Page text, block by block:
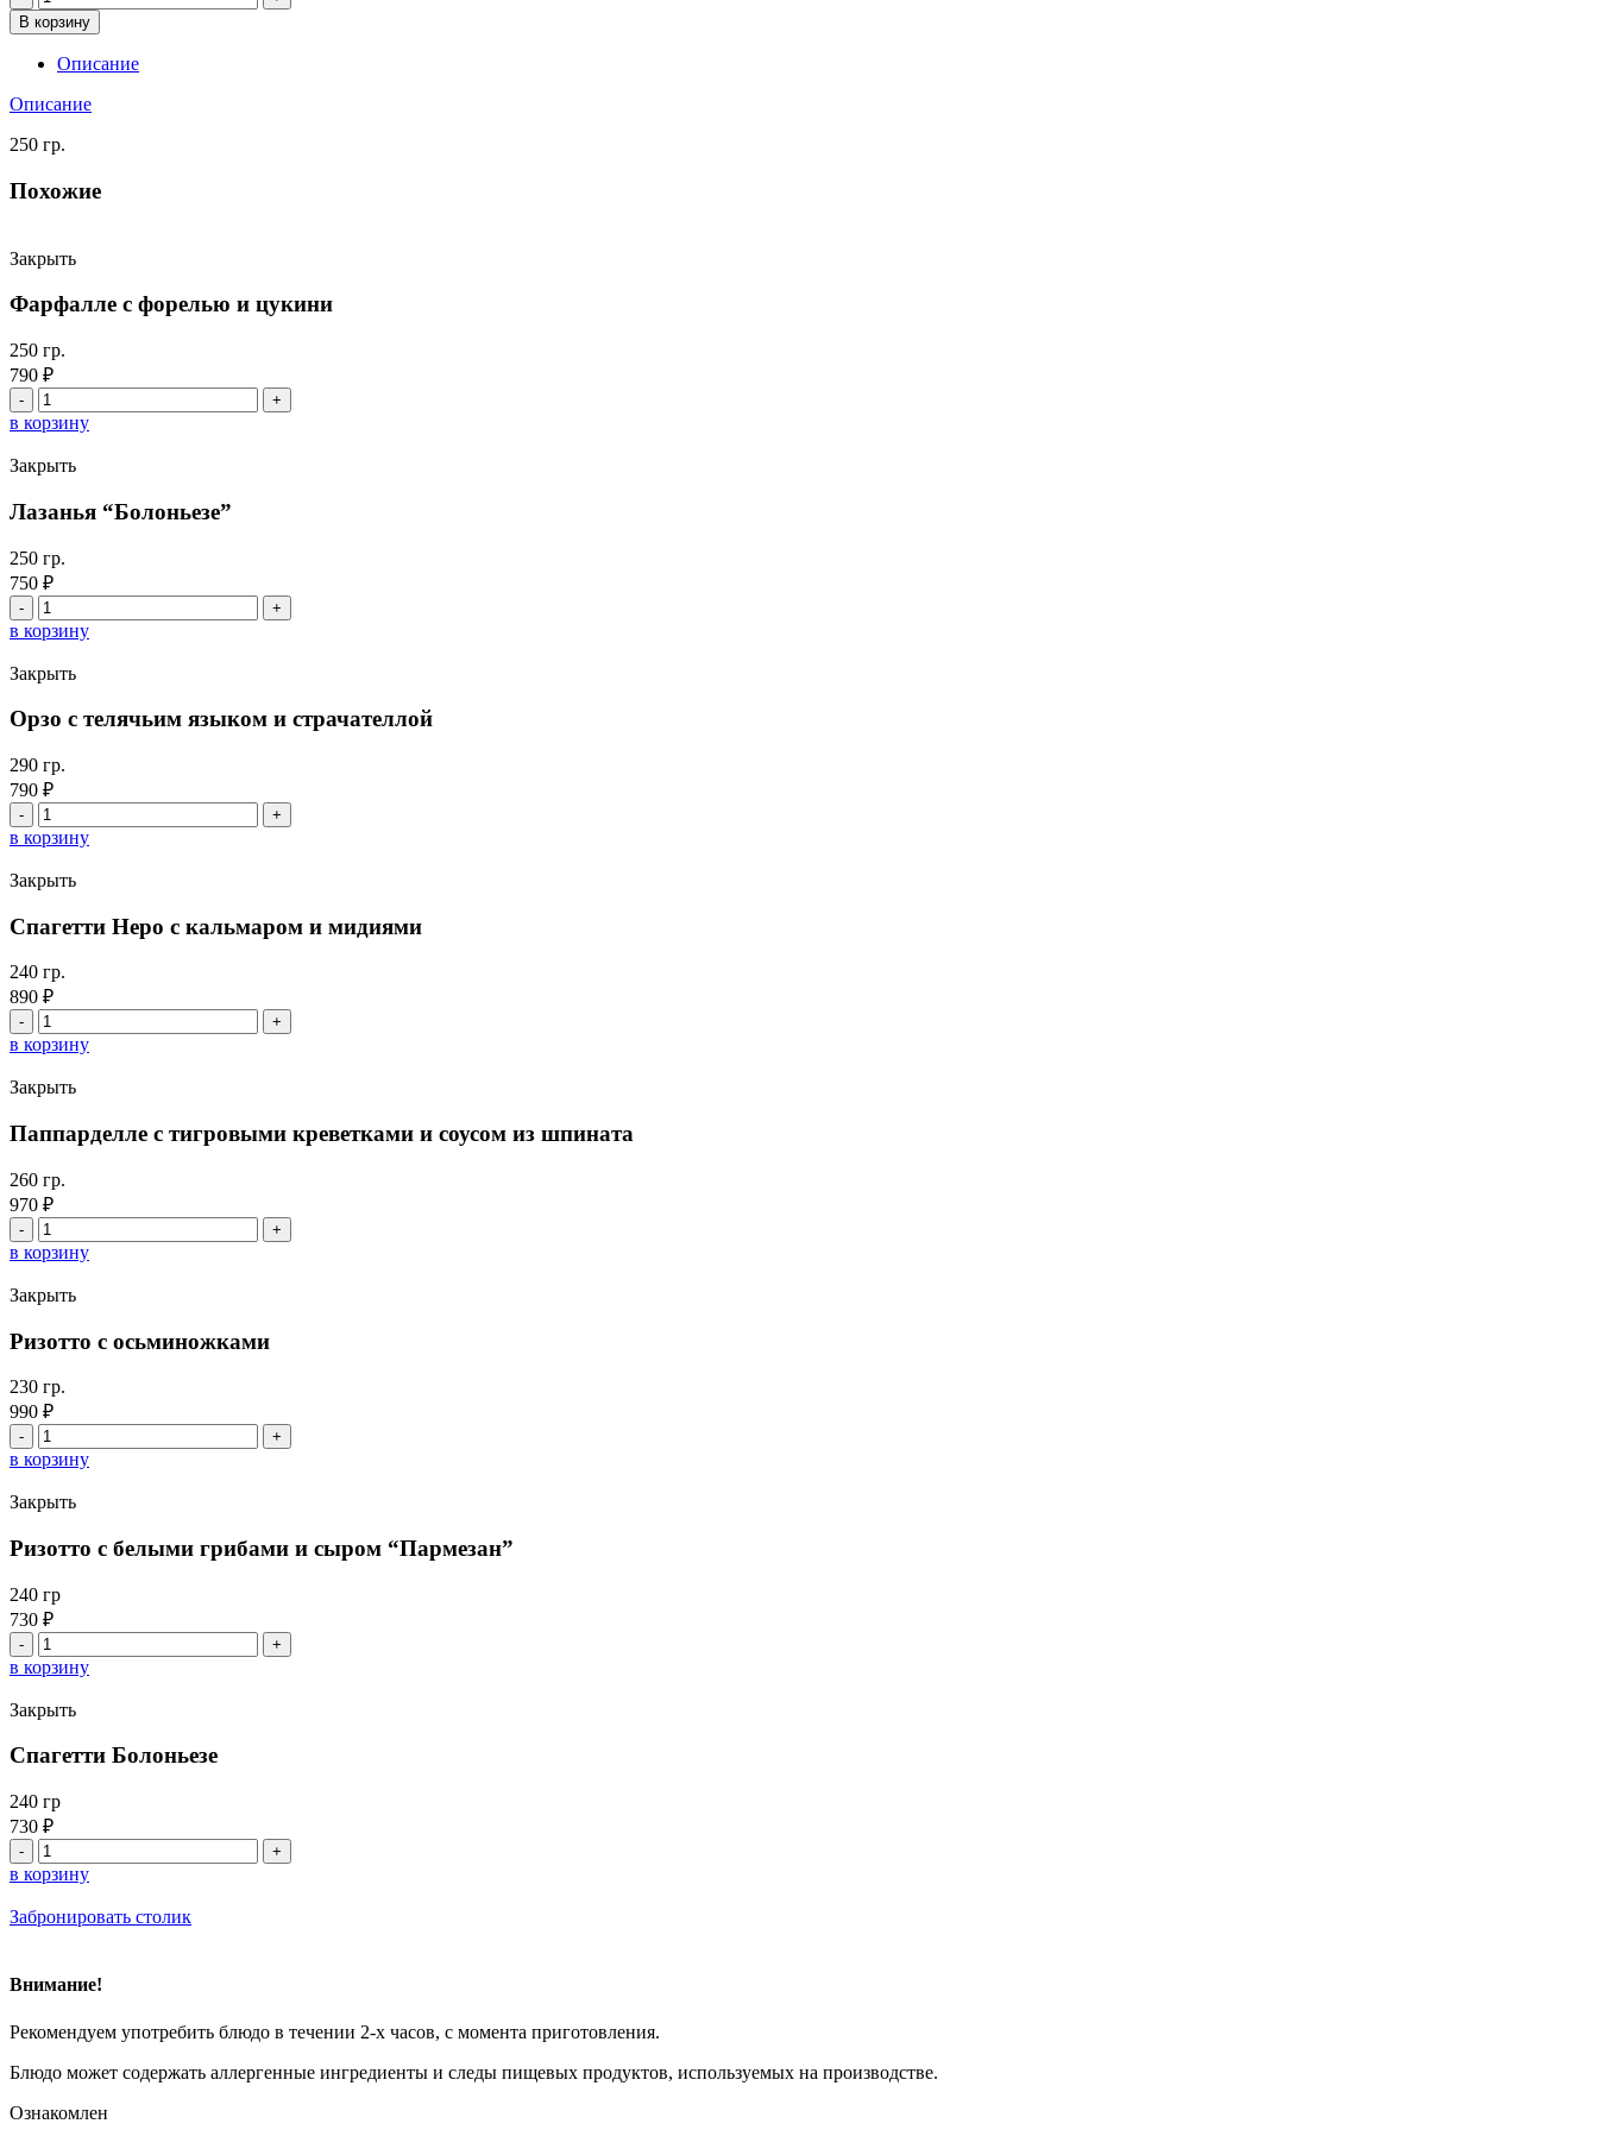
товара
Орзо
с
рапанами
и
грибами
В корзину
Описание
Описание
250 гр.
Похожие
Закрыть
Фарфалле с форелью и цукини
250 гр.
790 ₽
Количество
товара
Фарфалле
с
форелью
цукини
в корзину
Закрыть
Лазанья “Болоньезе”
250 гр.
750 ₽
Количество
товара
Лазанья
"Болоньезе"
в корзину
Закрыть
Орзо с телячьим языком и страчателлой
290 гр.
790 ₽
Количество
товара
Орзо
с
телячьим
и
в корзину
Закрыть
Спагетти Неро с кальмаром и мидиями
240 гр.
890 ₽
Количество
товара
Спагетти
Неро
с
и
в корзину
Закрыть
Паппарделле с тигровыми креветками и соусом из шпината
260 гр.
970 ₽
Количество
товара
Паппарделле
с
тигровыми
и
из
шпината
в корзину
Закрыть
Ризотто с осьминожками
230 гр.
990 ₽
Количество
товара
Ризотто
с
осьминожками
в корзину
Закрыть
Ризотто с белыми грибами и сыром “Пармезан”
240 гр
730 ₽
Количество
товара
Ризотто
с
белыми
грибами
и
"Пармезан"
в корзину
Закрыть
Спагетти Болоньезе
240 гр
730 ₽
Количество
товара
Спагетти
Болоньезе
в корзину
Забронировать столик
Внимание!
Рекомендуем употребить блюдо в течении 2-х часов, с момента приготовления.
Блюдо может содержать аллергенные ингредиенты и следы пищевых продуктов, используемых на производстве.
Ознакомлен